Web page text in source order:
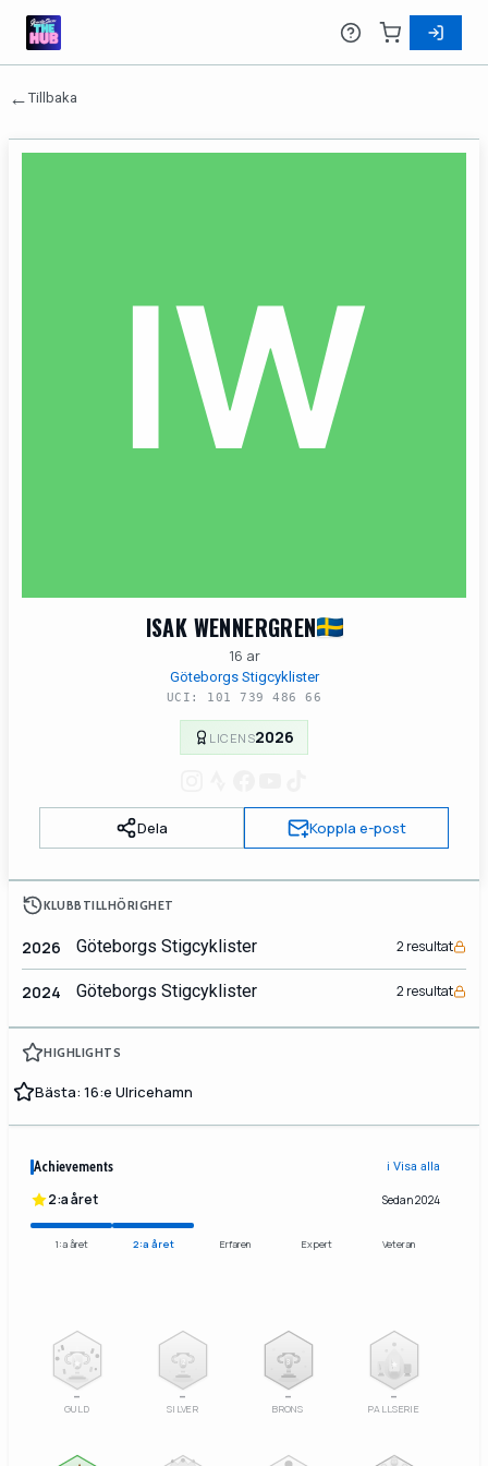
←Tillbaka
ISAK WENNERGREN
16 ar
Göteborgs Stigcyklister
UCI: 101 739 486 66
LICENS2026
Dela Koppla e-post
KLUBBTILLHÖRIGHET
2026 Göteborgs Stigcyklister 2 resultat
2024 Göteborgs Stigcyklister 2 resultat
HIGHLIGHTS
Bästa: 16:e Ulricehamn
Achievements ℹ️ Visa alla
2:a året Sedan 2024
1:a året 2:a året Erfaren Expert Veteran
–
GULD
–
SILVER
3
–
BRONS
–
PALLSERIE